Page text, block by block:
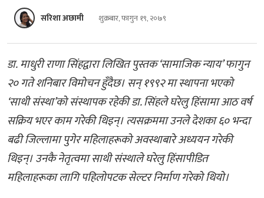
सरिशा अछामी शुक्रबार, फागुन १९, २०७९
डा. माधुरी राणा सिंहद्वारा लिखित पुस्तक ‘सामाजिक न्याय’ फागुन
२० गते शनिबार विमोचन हुँदैछ। सन् १९९२ मा स्थापना भएको
‘साथी संस्था’को संस्थापक रहेकी डा. सिंहले घरेलु हिंसामा आठ वर्ष
सक्रिय भएर काम गरेकी थिइन्। त्यसक्रममा उनले देशका ६० भन्दा
बढी जिल्लामा पुगेर महिलाहरूको अवस्थाबारे अध्ययन गरेकी
थिइन्। उनकै नेतृत्वमा साथी संस्थाले घरेलु हिंसापीडित
महिलाहरूका लागि पहिलोपटक सेल्टर निर्माण गरेको थियो।